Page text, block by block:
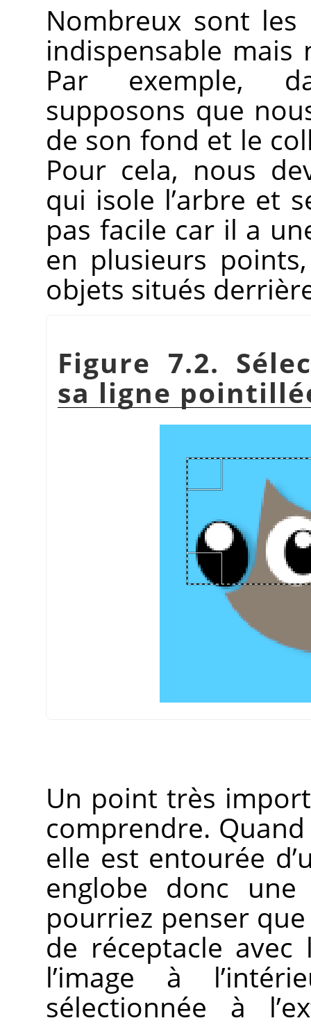
Nombreux sont
indispensable mais
Par exemple,
supposons que
de son fond et le
Pour cela, nous
qui isole l’arbre et
pas facile car il a
en plusieurs
objets situés
Figure 7.2.
sa ligne
Un point très
comprendre.
elle est entourée
englobe donc une
pourriez penser
de réceptacle
l’image à
sélectionnée à